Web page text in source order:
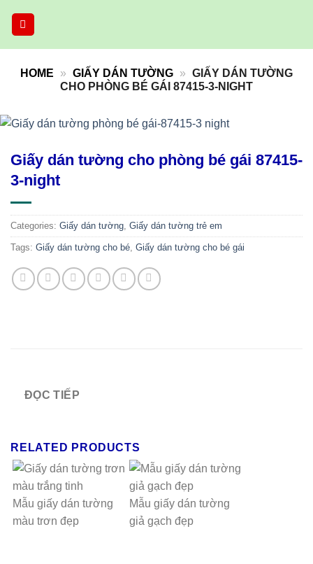
HOME » GIẤY DÁN TƯỜNG » GIẤY DÁN TƯỜNG
CHO PHÒNG BÉ GÁI 87415-3-NIGHT
Giấy dán tường cho phòng bé gái 87415-
3-night
Categories: Giấy dán tường, Giấy dán tường trẻ em
Tags: Giấy dán tường cho bé, Giấy dán tường cho bé gái
ĐỌC TIẾP
RELATED PRODUCTS
Mẫu giấy dán tường
màu trơn đẹp
Mẫu giấy dán tường
giả gạch đẹp